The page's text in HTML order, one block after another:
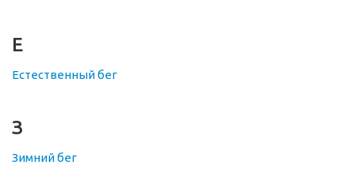
Е
Естественный бег
З
Зимний бег